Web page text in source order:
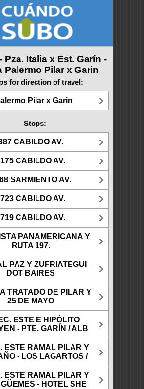
Pza. Italia x Est. Garín -
Palermo Pilar x Garin
for direction of travel:
Pilar x Garin
Stops:
CABILDO AV.
CABILDO AV.
SARMIENTO AV.
CABILDO AV.
CABILDO AV.
PANAMERICANA Y
RUTA 197.
PAZ Y ZUFRIATEGUI -
DOT BAIRES
TRATADO DE PILAR Y
25 DE MAYO
ESTE E HIPÓLITO
- PTE. GARÍN / ALB
ESTE RAMAL PILAR Y
- LOS LAGARTOS /
ESTE RAMAL PILAR Y
- HOTEL SHE